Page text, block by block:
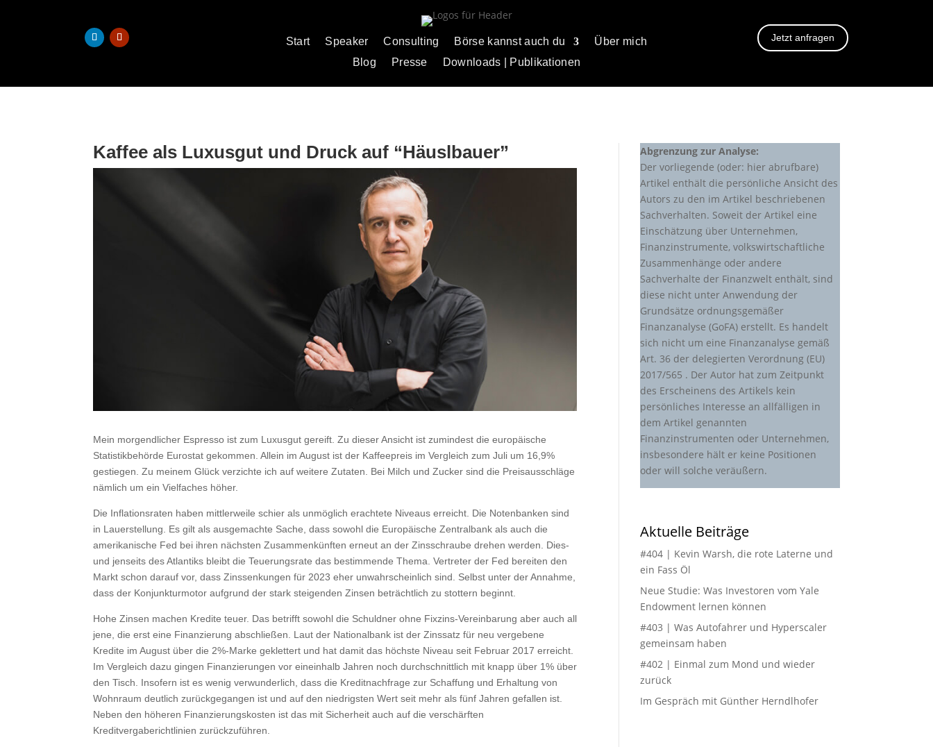
Start Speaker Consulting Börse kannst auch du
Über mich
Blog
Presse Downloads | Publikationen
Jetzt anfragen
Kaffee als Luxusgut und Druck auf “Häuslbauer”
Mein morgendlicher Espresso ist zum Luxusgut gereift. Zu dieser Ansicht ist zumindest die europäische
Statistikbehörde Eurostat gekommen. Allein im August ist der Kaffeepreis im Vergleich zum Juli um 16,9%
gestiegen. Zu meinem Glück verzichte ich auf weitere Zutaten. Bei Milch und Zucker sind die Preisausschläge
nämlich um ein Vielfaches höher.
Die Inflationsraten haben mittlerweile schier als unmöglich erachtete Niveaus erreicht. Die Notenbanken sind
in Lauerstellung. Es gilt als ausgemachte Sache, dass sowohl die Europäische Zentralbank als auch die
amerikanische Fed bei ihren nächsten Zusammenkünften erneut an der Zinsschraube drehen werden. Dies-
und jenseits des Atlantiks bleibt die Teuerungsrate das bestimmende Thema. Vertreter der Fed bereiten den
Markt schon darauf vor, dass Zinssenkungen für 2023 eher unwahrscheinlich sind. Selbst unter der Annahme,
dass der Konjunkturmotor aufgrund der stark steigenden Zinsen beträchtlich zu stottern beginnt.
Hohe Zinsen machen Kredite teuer. Das betrifft sowohl die Schuldner ohne Fixzins-Vereinbarung aber auch all
jene, die erst eine Finanzierung abschließen. Laut der Nationalbank ist der Zinssatz für neu vergebene
Kredite im August über die 2%-Marke geklettert und hat damit das höchste Niveau seit Februar 2017 erreicht.
Im Vergleich dazu gingen Finanzierungen vor eineinhalb Jahren noch durchschnittlich mit knapp über 1% über
den Tisch. Insofern ist es wenig verwunderlich, dass die Kreditnachfrage zur Schaffung und Erhaltung von
Wohnraum deutlich zurückgegangen ist und auf den niedrigsten Wert seit mehr als fünf Jahren gefallen ist.
Neben den höheren Finanzierungskosten ist das mit Sicherheit auch auf die verschärften
Kreditvergaberichtlinien zurückzuführen.
Abgrenzung zur Analyse:
Der vorliegende (oder: hier abrufbare)
Artikel enthält die persönliche Ansicht des
Autors zu den im Artikel beschriebenen
Sachverhalten. Soweit der Artikel eine
Einschätzung über Unternehmen,
Finanzinstrumente, volkswirtschaftliche
Zusammenhänge oder andere
Sachverhalte der Finanzwelt enthält, sind
diese nicht unter Anwendung der
Grundsätze ordnungsgemäßer
Finanzanalyse (GoFA) erstellt. Es handelt
sich nicht um eine Finanzanalyse gemäß
Art. 36 der delegierten Verordnung (EU)
2017/565 . Der Autor hat zum Zeitpunkt
des Erscheinens des Artikels kein
persönliches Interesse an allfälligen in
dem Artikel genannten
Finanzinstrumenten oder Unternehmen,
insbesondere hält er keine Positionen
oder will solche veräußern.
Aktuelle Beiträge
#404 | Kevin Warsh, die rote Laterne und
ein Fass Öl
Neue Studie: Was Investoren vom Yale
Endowment lernen können
#403 | Was Autofahrer und Hyperscaler
gemeinsam haben
#402 | Einmal zum Mond und wieder
zurück
Im Gespräch mit Günther Herndlhofer